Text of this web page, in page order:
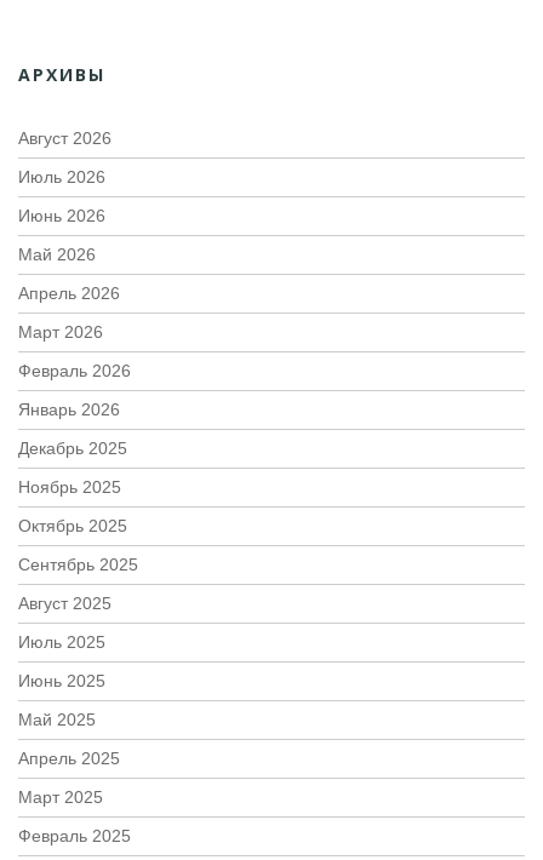
АРХИВЫ
Август 2026
Июль 2026
Июнь 2026
Май 2026
Апрель 2026
Март 2026
Февраль 2026
Январь 2026
Декабрь 2025
Ноябрь 2025
Октябрь 2025
Сентябрь 2025
Август 2025
Июль 2025
Июнь 2025
Май 2025
Апрель 2025
Март 2025
Февраль 2025